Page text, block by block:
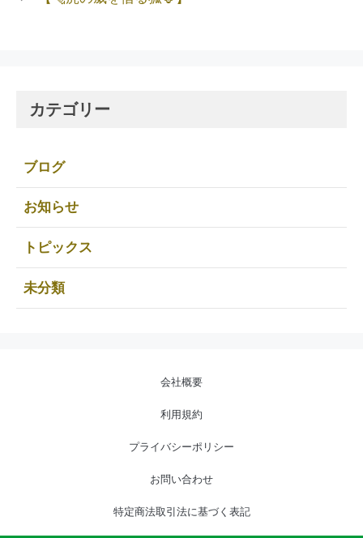
カテゴリー
ブログ
お知らせ
トピックス
未分類
会社概要
利用規約
プライバシーポリシー
お問い合わせ
特定商法取引法に基づく表記